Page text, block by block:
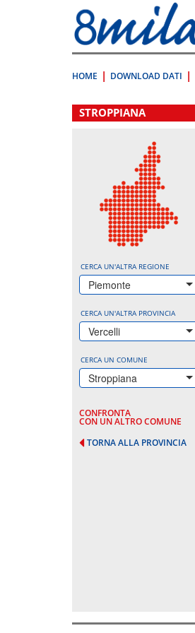
direttamente
a:
Contenuto
HOME DOWNLOAD DATI
.
STROPPIANA
CERCA UN'ALTRA REGIONE
Piemonte
CERCA UN'ALTRA PROVINCIA
Vercelli
CERCA UN COMUNE
Stroppiana
CONFRONTA
CON UN ALTRO COMUNE
TORNA ALLA PROVINCIA